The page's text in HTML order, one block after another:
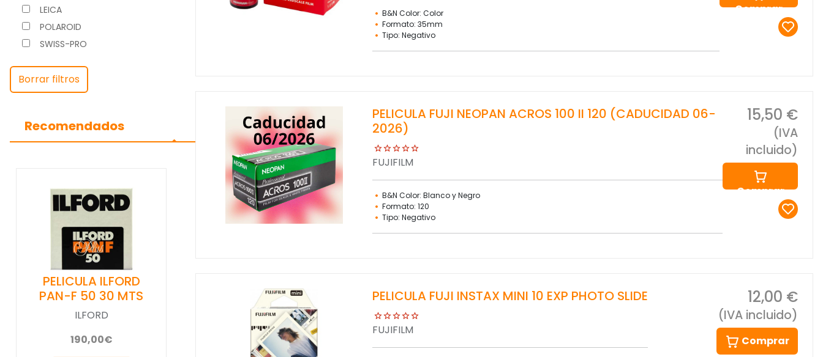
LEICA
POLAROID
SWISS-PRO
Borrar filtros
Recomendados
PELICULA ILFORD
PAN-F 50 30 MTS
ILFORD
190,00€
B&N Color: Color
Formato: 35mm
Tipo: Negativo
Comprar
PELICULA FUJI NEOPAN ACROS 100 II 120 (CADUCIDAD 06-
2026)
FUJIFILM
B&N Color: Blanco y Negro
Formato: 120
Tipo: Negativo
15,50 €
(IVA
incluido)
Comprar
PELICULA FUJI INSTAX MINI 10 EXP PHOTO SLIDE
FUJIFILM
12,00 €
(IVA incluido)
Comprar